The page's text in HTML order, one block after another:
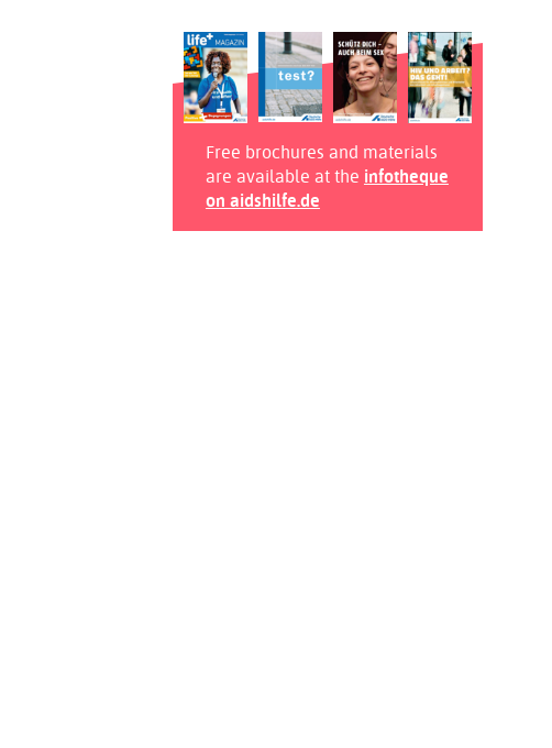
Free brochures and materials
are available at the infotheque
on aidshilfe.de